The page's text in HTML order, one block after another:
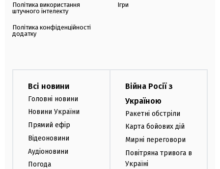
Політика використання
штучного інтелекту
Політика конфіденційності
додатку
Ігри
Всі новини
Головні новини
Новини України
Прямий ефір
Відеоновини
Аудіоновини
Погода
Війна Росії з
Україною
Ракетні обстріли
Карта бойових дій
Мирні переговори
Повітряна тривога в
Україні